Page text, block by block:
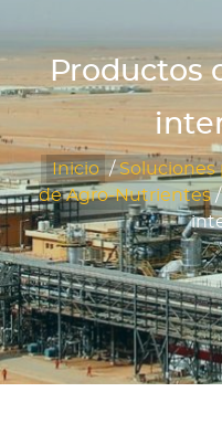
Productos
Inicio /Soluciones
de Agro-Nutrientes